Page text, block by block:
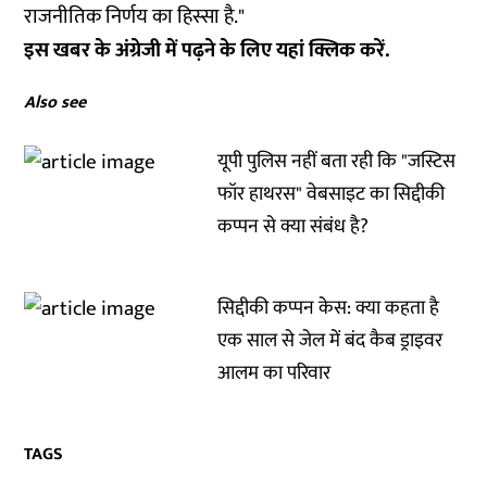
राजनीतिक निर्णय का हिस्सा है."
इस खबर के अंग्रेजी में पढ़ने के लिए यहांक्लिककरें.
Also see
यूपी पुलिस नहीं बता रही कि "जस्टिस
फॉर हाथरस" वेबसाइट का सिद्दीकी
कप्पन से क्या संबंध है?
सिद्दीकी कप्पन केस: क्या कहता है
एक साल से जेल में बंद कैब ड्राइवर
आलम का परिवार
TAGS